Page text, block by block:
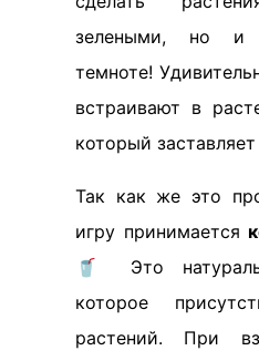
зелеными, но и
темноте!
встраивают в
который
Так как же это
игру принимается
🥤 Это
которое
растений. При